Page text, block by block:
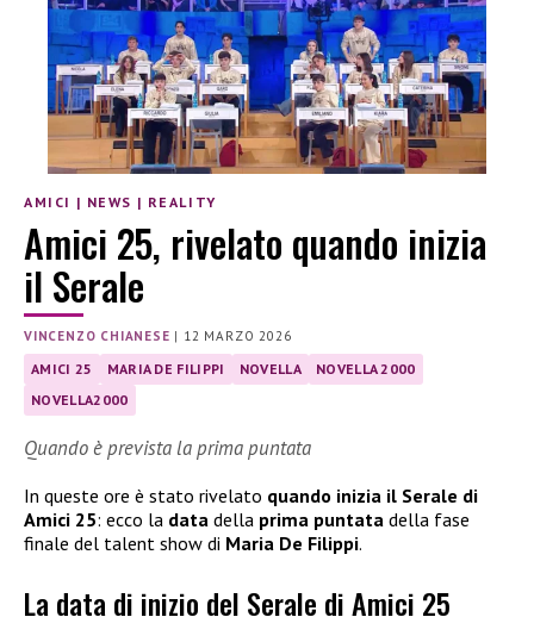
AMICI | NEWS | REALITY
Amici 25, rivelato quando inizia
il Serale
VINCENZO CHIANESE | 12 MARZO 2026
AMICI 25 MARIA DE FILIPPI NOVELLA
NOVELLA 2000
NOVELLA2000
Quando è prevista la prima puntata
In queste ore è stato rivelato quando inizia il Serale di
Amici 25: ecco la data della prima puntata della fase
finale del talent show di Maria De Filippi.
La data di inizio del Serale di Amici 25